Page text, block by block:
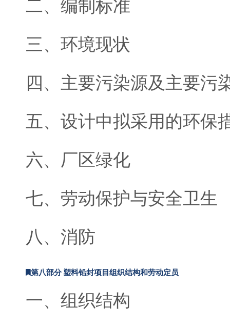
二、编制标准
三、环境现状
四、主要污染源及主要污
五、设计中拟采用的环保
六、厂区绿化
七、劳动保护与安全卫生
八、消防
第八部分 塑料铅封项目组织结构和劳动定员
一、组织结构